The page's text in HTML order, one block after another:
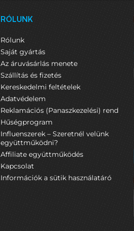
RÓLUNK
Rólunk
Saját gyártás
Az áruvásárlás menete
Szállítás és fizetés
Kereskedelmi feltételek
Adatvédelem
Reklamációs (Panaszkezelési) rend
Hűségprogram
Influenszerek – Szeretnél velünk
együttműködni?
Affiliate együttműködés
Kapcsolat
Információk a sütik használatáró